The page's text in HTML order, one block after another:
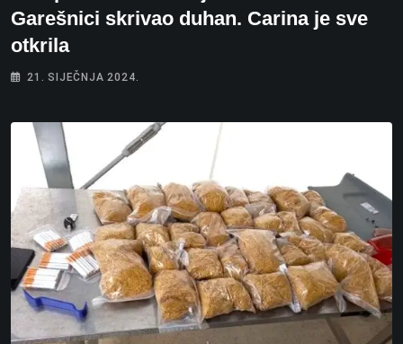
Garešnici skrivao duhan. Carina je sve
otkrila
21. SIJEČNJA 2024.